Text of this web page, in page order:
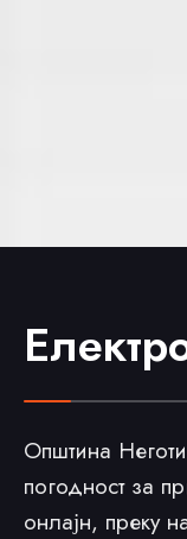
Општина
погодност за
онлајн, преку